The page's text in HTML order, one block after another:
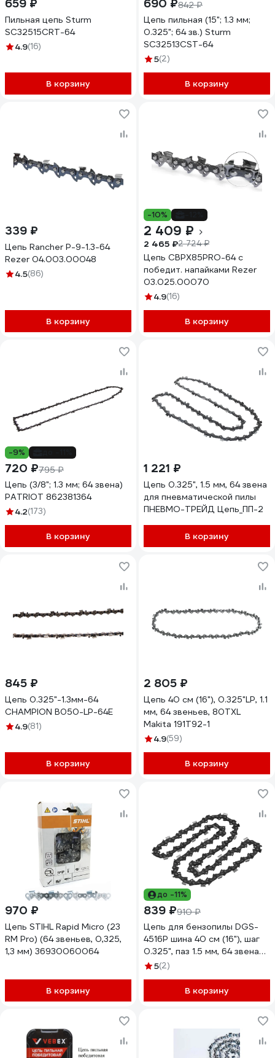
659 ₽
Пильная цепь Sturm
SC32515CRT-64
4.9(16)
В корзину
690 ₽842 ₽
Цепь пильная (15"; 1.3 мм;
0.325"; 64 зв.) Sturm
SC32513CST-64
5(2)
В корзину
339 ₽
Цепь Rancher P-9-1.3-64
Rezer 04.003.00048
4.5(86)
В корзину
-10%
2 409 ₽
2 465 ₽2 724 ₽
Цепь CBPX85PRO-64 с
победит. напайками Rezer
03.025.00070
4.9(16)
В корзину
-9%
720 ₽795 ₽
Цепь (3/8"; 1.3 мм; 64 звена)
PATRIOT 862381364
4.2(173)
В корзину
1 221 ₽
Цепь 0.325", 1.5 мм, 64 звена
для пневматической пилы
ПНЕВМО-ТРЕЙД Цепь_ПП-2
В корзину
845 ₽
Цепь 0.325"-1.3мм-64
CHAMPION B050-LP-64E
4.9(81)
В корзину
2 805 ₽
Цепь 40 см (16"), 0.325"LP, 1.1
мм, 64 звеньев, 80TXL
Makita 191T92-1
4.9(59)
В корзину
970 ₽
Цепь STIHL Rapid Micro (23
RM Pro) (64 звеньев, 0,325,
1,3 мм) 36930060064
В корзину
до -11%
839 ₽910 ₽
Цепь для бензопилы DGS-
4516P шина 40 см (16"), шаг
0.325", паз 1.5 мм, 64 звена
Denzel 59815
5(2)
В корзину